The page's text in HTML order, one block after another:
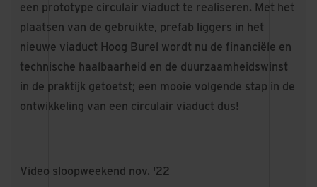
een prototype circulair viaduct te realiseren. Met het
plaatsen van de gebruikte, prefab liggers in het
nieuwe viaduct Hoog Burel wordt nu de financiële en
technische haalbaarheid en de duurzaamheidswinst
in de praktijk getoetst; een mooie volgende stap in de
ontwikkeling van een circulair viaduct dus!
Video sloopweekend nov. '22